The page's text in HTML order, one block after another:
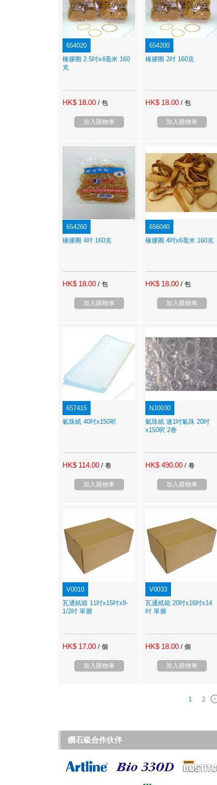
654020
橡膠圈 2.5吋x4毫米 160
克
HK$ 18.00 / 包
加入購物車
654200
橡膠圈 2吋 160克
HK$ 18.00 / 包
加入購物車
654260
橡膠圈 4吋 160克
HK$ 18.00 / 包
加入購物車
656040
橡膠圈 4吋x6毫米 160克
HK$ 18.00 / 包
加入購物車
657415
氣珠紙 40吋x150呎
HK$ 114.00 / 卷
加入購物車
NJ0030
氣珠紙 連1吋氣珠 20吋
x150呎 2卷
HK$ 490.00 / 卷
加入購物車
V0010
瓦通紙箱 11吋x15吋x9-
1/2吋 單層
HK$ 17.00 / 個
加入購物車
V0033
瓦通紙箱 20吋x16吋x14
吋 單層
HK$ 18.00 / 個
加入購物車
1 2
鑽石級合作伙伴